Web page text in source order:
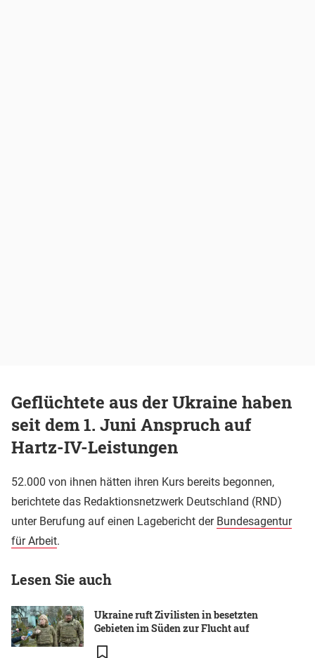
Geflüchtete aus der Ukraine haben
seit dem 1. Juni Anspruch auf
Hartz-IV-Leistungen
52.000 von ihnen hätten ihren Kurs bereits begonnen,
berichtete das Redaktionsnetzwerk Deutschland (RND)
unter Berufung auf einen Lagebericht der Bundesagentur
für Arbeit.
Lesen Sie auch
Ukraine ruft Zivilisten in besetzten
Gebieten im Süden zur Flucht auf